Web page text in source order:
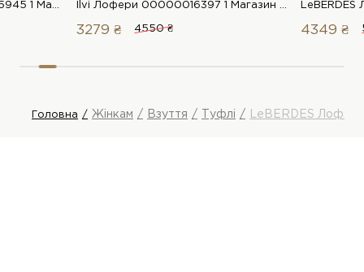
LeBERDES Туфлі 00000015945 1 Магазин взуття “Favorite Shoes” Ilvi Лофери 00000016397 1 Магазин взуття “Favorite Shoes”
3279 ₴ 4550 ₴ 4349 ₴
Головна Жінкам Взуття Туфлі LeBERDES Лофери